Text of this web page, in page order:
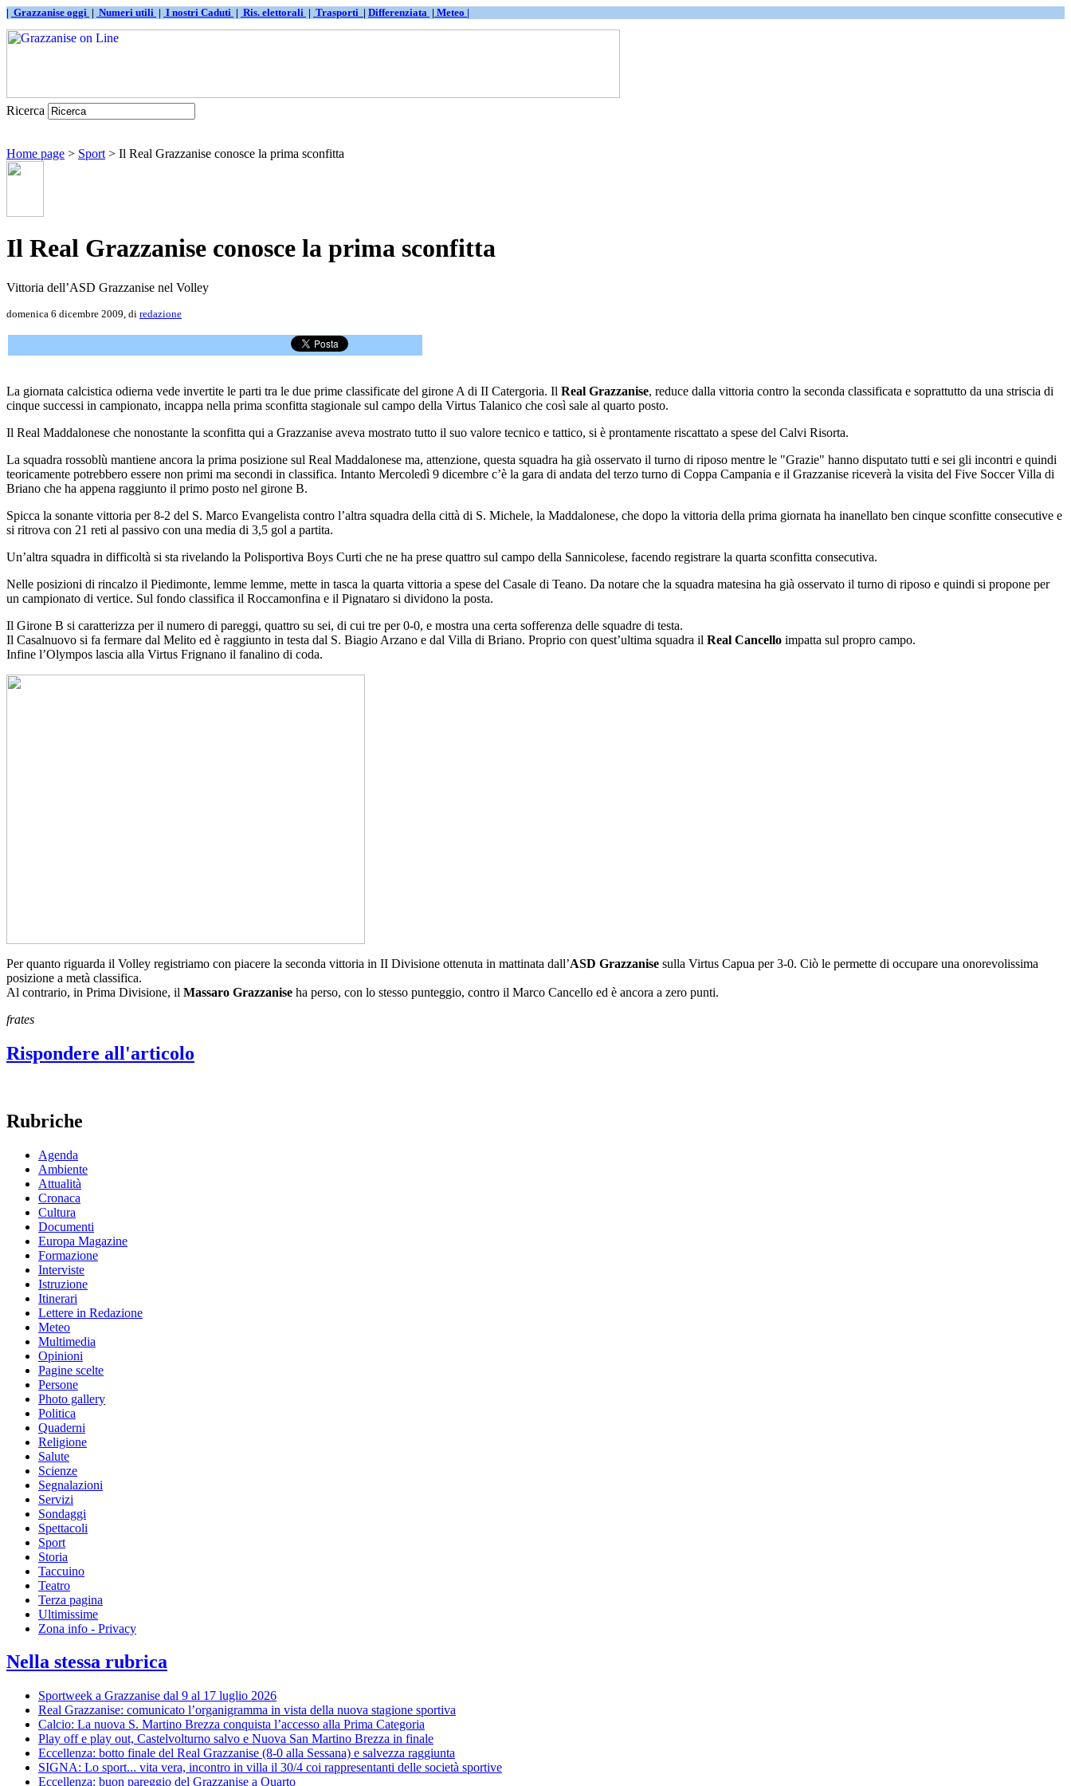
| Grazzanise oggi | Numeri utili | I nostri Caduti | Ris. elettorali | Trasporti | Differenziata | Meteo |
Ricerca
Home page > Sport > Il Real Grazzanise conosce la prima sconfitta
Il Real Grazzanise conosce la prima sconfitta
Vittoria dell’ASD Grazzanise nel Volley
domenica 6 dicembre 2009, di redazione
La giornata calcistica odierna vede invertite le parti tra le due prime classificate del girone A di II Catergoria. Il Real Grazzanise, reduce dalla vittoria contro la seconda classificata e soprattutto da una striscia di
cinque successi in campionato, incappa nella prima sconfitta stagionale sul campo della Virtus Talanico che così sale al quarto posto.
Il Real Maddalonese che nonostante la sconfitta qui a Grazzanise aveva mostrato tutto il suo valore tecnico e tattico, si è prontamente riscattato a spese del Calvi Risorta.
La squadra rossoblù mantiene ancora la prima posizione sul Real Maddalonese ma, attenzione, questa squadra ha già osservato il turno di riposo mentre le "Grazie" hanno disputato tutti e sei gli incontri e quindi
teoricamente potrebbero essere non primi ma secondi in classifica. Intanto Mercoledì 9 dicembre c’è la gara di andata del terzo turno di Coppa Campania e il Grazzanise riceverà la visita del Five Soccer Villa di
Briano che ha appena raggiunto il primo posto nel girone B.
Spicca la sonante vittoria per 8-2 del S. Marco Evangelista contro l’altra squadra della città di S. Michele, la Maddalonese, che dopo la vittoria della prima giornata ha inanellato ben cinque sconfitte consecutive e
si ritrova con 21 reti al passivo con una media di 3,5 gol a partita.
Un’altra squadra in difficoltà si sta rivelando la Polisportiva Boys Curti che ne ha prese quattro sul campo della Sannicolese, facendo registrare la quarta sconfitta consecutiva.
Nelle posizioni di rincalzo il Piedimonte, lemme lemme, mette in tasca la quarta vittoria a spese del Casale di Teano. Da notare che la squadra matesina ha già osservato il turno di riposo e quindi si propone per
un campionato di vertice. Sul fondo classifica il Roccamonfina e il Pignataro si dividono la posta.
Il Girone B si caratterizza per il numero di pareggi, quattro su sei, di cui tre per 0-0, e mostra una certa sofferenza delle squadre di testa.
Il Casalnuovo si fa fermare dal Melito ed è raggiunto in testa dal S. Biagio Arzano e dal Villa di Briano. Proprio con quest’ultima squadra il Real Cancello impatta sul propro campo.
Infine l’Olympos lascia alla Virtus Frignano il fanalino di coda.
Per quanto riguarda il Volley registriamo con piacere la seconda vittoria in II Divisione ottenuta in mattinata dall’ASD Grazzanise sulla Virtus Capua per 3-0. Ciò le permette di occupare una onorevolissima
posizione a metà classifica.
Al contrario, in Prima Divisione, il Massaro Grazzanise ha perso, con lo stesso punteggio, contro il Marco Cancello ed è ancora a zero punti.
frates
Rispondere all'articolo
Rubriche
Agenda
Ambiente
Attualità
Cronaca
Cultura
Documenti
Europa Magazine
Formazione
Interviste
Istruzione
Itinerari
Lettere in Redazione
Meteo
Multimedia
Opinioni
Pagine scelte
Persone
Photo gallery
Politica
Quaderni
Religione
Salute
Scienze
Segnalazioni
Servizi
Sondaggi
Spettacoli
Sport
Storia
Taccuino
Teatro
Terza pagina
Ultimissime
Zona info - Privacy
Nella stessa rubrica
Sportweek a Grazzanise dal 9 al 17 luglio 2026
Real Grazzanise: comunicato l’organigramma in vista della nuova stagione sportiva
Calcio: La nuova S. Martino Brezza conquista l’accesso alla Prima Categoria
Play off e play out, Castelvolturno salvo e Nuova San Martino Brezza in finale
Eccellenza: botto finale del Real Grazzanise (8-0 alla Sessana) e salvezza raggiunta
SIGNA: Lo sport... vita vera, incontro in villa il 30/4 coi rappresentanti delle società sportive
Eccellenza: buon pareggio del Grazzanise a Quarto